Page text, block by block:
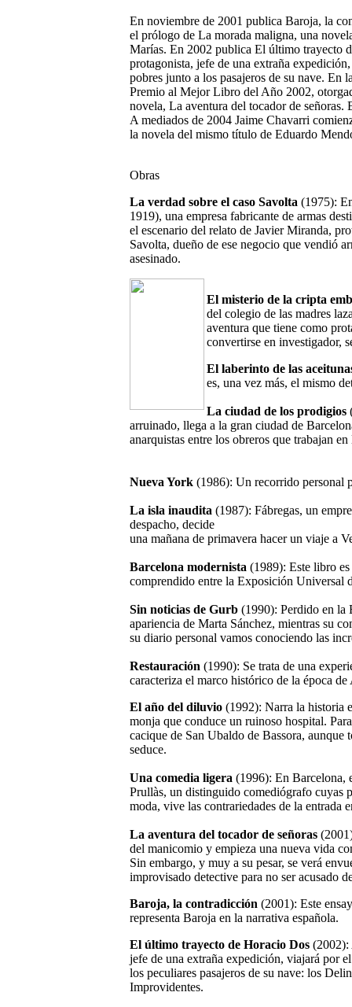
En noviembre de 2001 publica Baroja, la
el prólogo de La morada maligna, una
Marías. En 2002 publica El último trayecto
protagonista, jefe de una extraña
pobres junto a los pasajeros de su nave.
Premio al Mejor Libro del Año 2002,
novela, La aventura del tocador de
A mediados de 2004 Jaime Chavarri
la novela del mismo título de Eduardo
Obras
La verdad sobre el caso Savolta (1975):
1919), una empresa fabricante de armas
el escenario del relato de Javier Miranda,
Savolta, dueño de ese negocio que vendió
asesinado.
El misterio de la cripta
del colegio de las madres
aventura que tiene como
convertirse en investigador,
El laberinto de las
es, una vez más, el mismo
La ciudad de los prodigios
arruinado, llega a la gran ciudad de
anarquistas entre los obreros que trabajan
Nueva York (1986): Un recorrido personal
La isla inaudita (1987): Fábregas, un
despacho, decide
una mañana de primavera hacer un viaje a
Barcelona modernista (1989): Este libro
comprendido entre la Exposición Universal
Sin noticias de Gurb (1990): Perdido en la
apariencia de Marta Sánchez, mientras su
su diario personal vamos conociendo las
Restauración (1990): Se trata de una
caracteriza el marco histórico de la época
El año del diluvio (1992): Narra la historia
monja que conduce un ruinoso hospital.
cacique de San Ubaldo de Bassora, aunque
seduce.
Una comedia ligera (1996): En Barcelona,
Prullàs, un distinguido comediógrafo cuyas
moda, vive las contrariedades de la entrada
La aventura del tocador de señoras
del manicomio y empieza una nueva vida
Sin embargo, y muy a su pesar, se verá
improvisado detective para no ser acusado
Baroja, la contradicción (2001): Este
representa Baroja en la narrativa española.
El último trayecto de Horacio Dos (2002):
jefe de una extraña expedición, viajará por
los peculiares pasajeros de su nave: los
Improvidentes.